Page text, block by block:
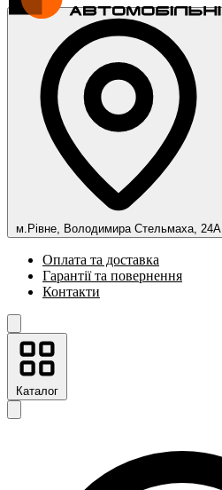
м.Рівне, Володимира Стельмаха, 24А
Оплата та доставка
Гарантії та повернення
Контакти
Каталог